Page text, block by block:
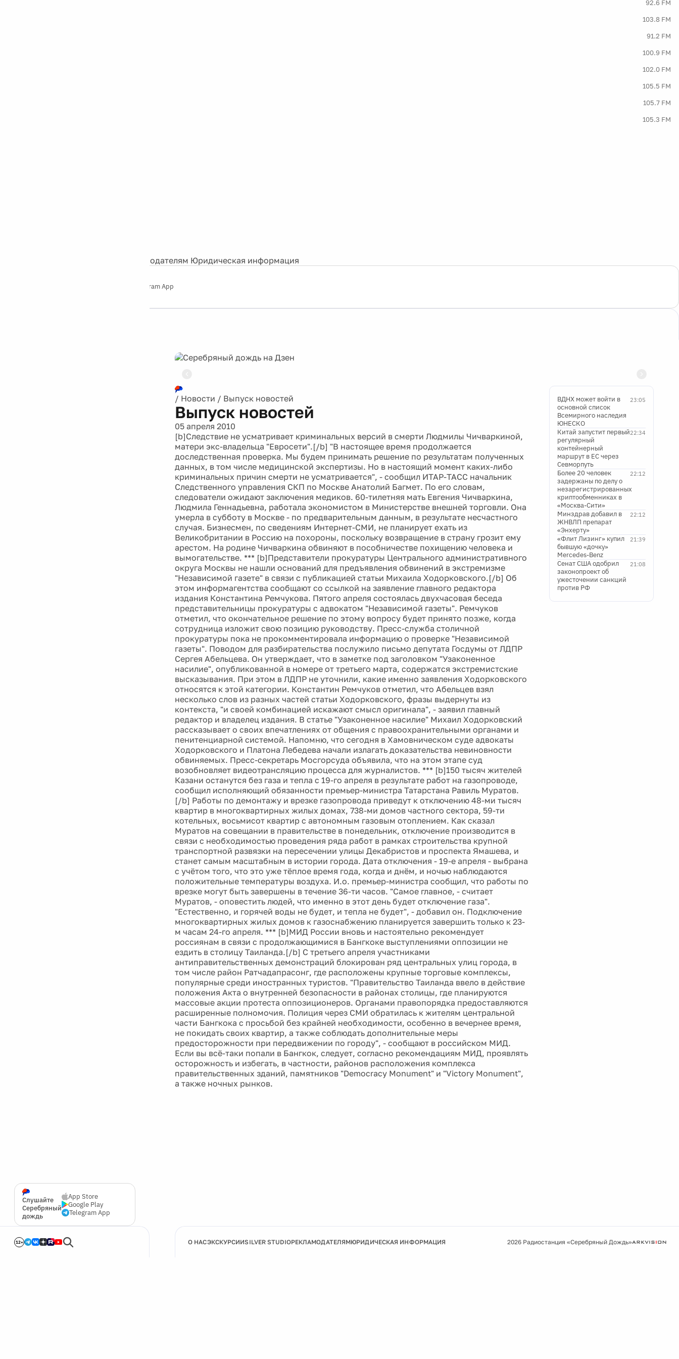
92.6 FM
103.8 FM
91.2 FM
100.9 FM
102.0 FM
105.5 FM
105.7 FM
105.3 FM
Рекламодателям Юридическая информация
Telegram App
Слушайте
Серебряный
дождь
App Store
Google Play
Telegram App
12+
/ Новости / Выпуск новостей
Выпуск новостей
05 апреля 2010
[b]Следствие не усматривает криминальных версий в смерти Людмилы Чичваркиной,
матери экс-владельца "Евросети".[/b] "В настоящее время продолжается
доследственная проверка. Мы будем принимать решение по результатам полученных
данных, в том числе медицинской экспертизы. Но в настоящий момент каких-либо
криминальных причин смерти не усматривается", - сообщил ИТАР-ТАСС начальник
Следственного управления СКП по Москве Анатолий Багмет. По его словам,
следователи ожидают заключения медиков. 60-тилетняя мать Евгения Чичваркина,
Людмила Геннадьевна, работала экономистом в Министерстве внешней торговли. Она
умерла в субботу в Москве - по предварительным данным, в результате несчастного
случая. Бизнесмен, по сведениям Интернет-СМИ, не планирует ехать из
Великобритании в Россию на похороны, поскольку возвращение в страну грозит ему
арестом. На родине Чичваркина обвиняют в пособничестве похищению человека и
вымогательстве. *** [b]Представители прокуратуры Центрального административного
округа Москвы не нашли оснований для предъявления обвинений в экстремизме
"Независимой газете" в связи с публикацией статьи Михаила Ходорковского.[/b] Об
этом информагентства сообщают со ссылкой на заявление главного редактора
издания Константина Ремчукова. Пятого апреля состоялась двухчасовая беседа
представительницы прокуратуры с адвокатом "Независимой газеты". Ремчуков
отметил, что окончательное решение по этому вопросу будет принято позже, когда
сотрудница изложит свою позицию руководству. Пресс-служба столичной
прокуратуры пока не прокомментировала информацию о проверке "Независимой
газеты". Поводом для разбирательства послужило письмо депутата Госдумы от ЛДПР
Сергея Абельцева. Он утверждает, что в заметке под заголовком "Узаконенное
насилие", опубликованной в номере от третьего марта, содержатся экстремистские
высказывания. При этом в ЛДПР не уточнили, какие именно заявления Ходорковского
относятся к этой категории. Константин Ремчуков отметил, что Абельцев взял
несколько слов из разных частей статьи Ходорковского, фразы выдернуты из
контекста, "и своей комбинацией искажают смысл оригинала", - заявил главный
редактор и владелец издания. В статье "Узаконенное насилие" Михаил Ходорковский
рассказывает о своих впечатлениях от общения с правоохранительными органами и
пенитенциарной системой. Напомню, что сегодня в Хамовническом суде адвокаты
Ходорковского и Платона Лебедева начали излагать доказательства невиновности
обвиняемых. Пресс-секретарь Мосгорсуда объявила, что на этом этапе суд
возобновляет видеотрансляцию процесса для журналистов. *** [b]150 тысяч жителей
Казани останутся без газа и тепла с 19-го апреля в результате работ на газопроводе,
сообщил исполняющий обязанности премьер-министра Татарстана Равиль Муратов.
[/b] Работы по демонтажу и врезке газопровода приведут к отключению 48-ми тысяч
квартир в многоквартирных жилых домах, 738-ми домов частного сектора, 59-ти
котельных, восьмисот квартир с автономным газовым отоплением. Как сказал
Муратов на совещании в правительстве в понедельник, отключение производится в
связи с необходимостью проведения ряда работ в рамках строительства крупной
транспортной развязки на пересечении улицы Декабристов и проспекта Ямашева, и
станет самым масштабным в истории города. Дата отключения - 19-е апреля - выбрана
с учётом того, что это уже тёплое время года, когда и днём, и ночью наблюдаются
положительные температуры воздуха. И.о. премьер-министра сообщил, что работы по
врезке могут быть завершены в течение 36-ти часов. "Самое главное, - считает
Муратов, - оповестить людей, что именно в этот день будет отключение газа".
"Естественно, и горячей воды не будет, и тепла не будет", - добавил он. Подключение
многоквартирных жилых домов к газоснабжению планируется завершить только к 23-
м часам 24-го апреля. *** [b]МИД России вновь и настоятельно рекомендует
россиянам в связи с продолжающимися в Бангкоке выступлениями оппозиции не
ездить в столицу Таиланда.[/b] С третьего апреля участниками
антиправительственных демонстраций блокирован ряд центральных улиц города, в
том числе район Ратчадапрасонг, где расположены крупные торговые комплексы,
популярные среди иностранных туристов. "Правительство Таиланда ввело в действие
положения Акта о внутренней безопасности в районах столицы, где планируются
массовые акции протеста оппозиционеров. Органами правопорядка предоставляются
расширенные полномочия. Полиция через СМИ обратилась к жителям центральной
части Бангкока с просьбой без крайней необходимости, особенно в вечернее время,
не покидать своих квартир, а также соблюдать дополнительные меры
предосторожности при передвижении по городу", - сообщают в российском МИД.
Если вы всё-таки попали в Бангкок, следует, согласно рекомендациям МИД, проявлять
осторожность и избегать, в частности, районов расположения комплекса
правительственных зданий, памятников "Democracy Monument" и "Victory Monument",
а также ночных рынков.
23:05
ВДНХ может войти в
основной список
Всемирного наследия
ЮНЕСКО
22:34
Китай запустит первый
регулярный
контейнерный
маршрут в ЕС через
Севморпуть
22:12
Более 20 человек
задержаны по делу о
незарегистрированных
криптообменниках в
«Москва-Сити»
22:12
Минздрав добавил в
ЖНВЛП препарат
«Энхерту»
21:39
«Флит Лизинг» купил
бывшую «дочку»
Mercedes-Benz
21:08
Сенат США одобрил
законопроект об
ужесточении санкций
против РФ
О НАСЭКСКУРСИИSILVER STUDIOРЕКЛАМОДАТЕЛЯМЮРИДИЧЕСКАЯ ИНФОРМАЦИЯ 2026 Радиостанция «Серебряный Дождь»